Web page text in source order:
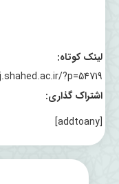
لینک کوتاه:
?p=54719
اشتراک گذاری:
[addtoany]